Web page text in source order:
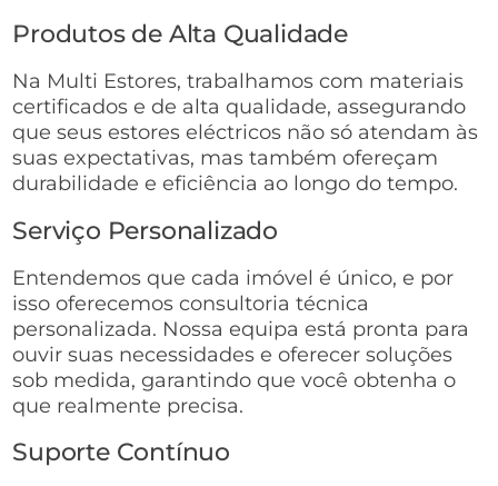
Produtos de Alta Qualidade
Na Multi Estores, trabalhamos com materiais
certificados e de alta qualidade, assegurando
que seus estores eléctricos não só atendam às
suas expectativas, mas também ofereçam
durabilidade e eficiência ao longo do tempo.
Serviço Personalizado
Entendemos que cada imóvel é único, e por
isso oferecemos consultoria técnica
personalizada. Nossa equipa está pronta para
ouvir suas necessidades e oferecer soluções
sob medida, garantindo que você obtenha o
que realmente precisa.
Suporte Contínuo